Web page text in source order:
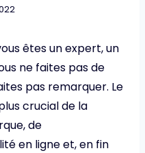
êtes un expert, un
ne faites pas de
pas remarquer. Le
crucial de la
de
en ligne et, en fin